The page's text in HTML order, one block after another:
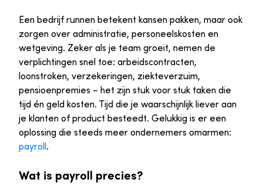
Een bedrijf runnen betekent kansen pakken, maar ook
zorgen over administratie, personeelskosten en
wetgeving. Zeker als je team groeit, nemen de
verplichtingen snel toe: arbeidscontracten,
loonstroken, verzekeringen, ziekteverzuim,
pensioenpremies – het zijn stuk voor stuk taken die
tijd én geld kosten. Tijd die je waarschijnlijk liever aan
je klanten of product besteedt. Gelukkig is er een
oplossing die steeds meer ondernemers omarmen:
payroll.
Wat is payroll precies?